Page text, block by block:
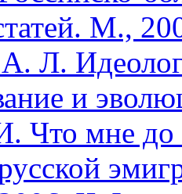
М.,
Л.
и
Что мне до